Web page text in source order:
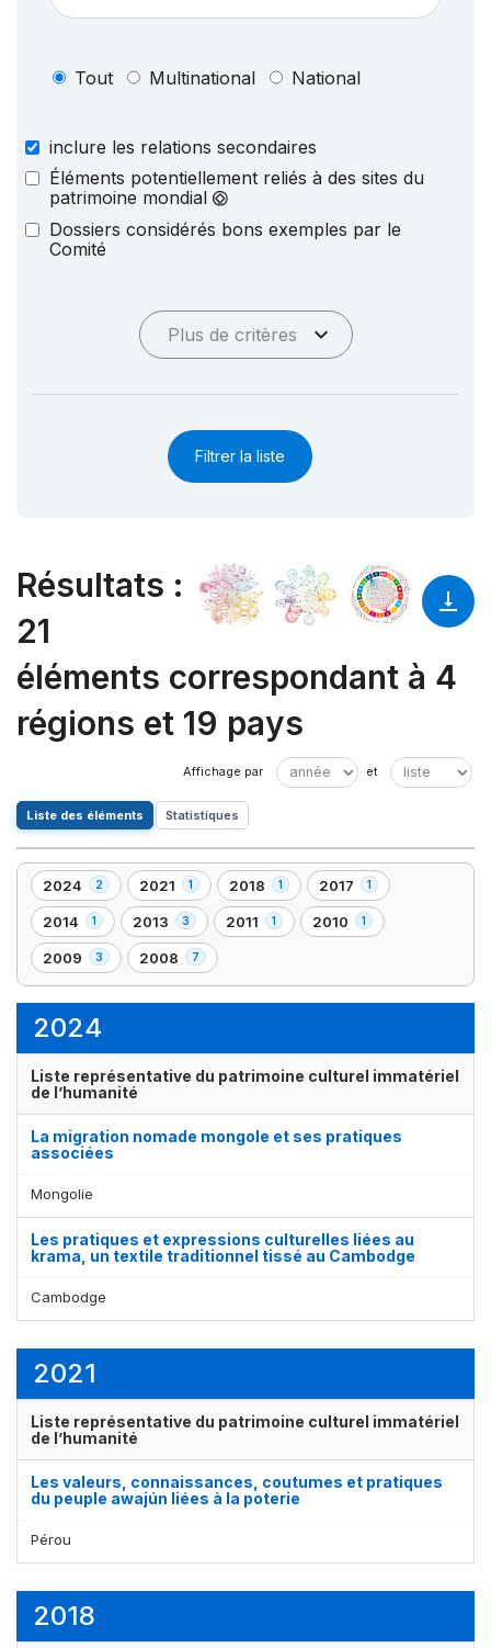
Tout Multinational National
inclure les relations secondaires
Éléments potentiellement reliés à des sites du
patrimoine mondial
Dossiers considérés bons exemples par le
Comité
Plus de critères
Filtrer la liste
Résultats :
21
éléments correspondant à 4
régions et 19 pays
Liste des éléments Statistiques
2024 2
,
2
élément(s)
2021 1
,
1
élément(s)
2018 1
,
1
élément(s)
2017 1
,
1
élément(s)
2014 1
,
1
élément(s)
2013 3
,
3
élément(s)
2011 1
,
2010 1
,
2009 3
,
3
2008 7
,
7
2024
Liste représentative du patrimoine culturel immatériel
de l’humanité
La migration nomade mongole et ses pratiques
associées
Mongolie
Les pratiques et expressions culturelles liées au
krama, un textile traditionnel tissé au Cambodge
Cambodge
2021
Liste représentative du patrimoine culturel immatériel
de l’humanité
Les valeurs, connaissances, coutumes et pratiques
du peuple awajún liées à la poterie
Pérou
2018